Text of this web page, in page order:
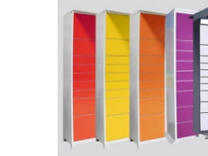
NACHRICHTEN
FORDERN